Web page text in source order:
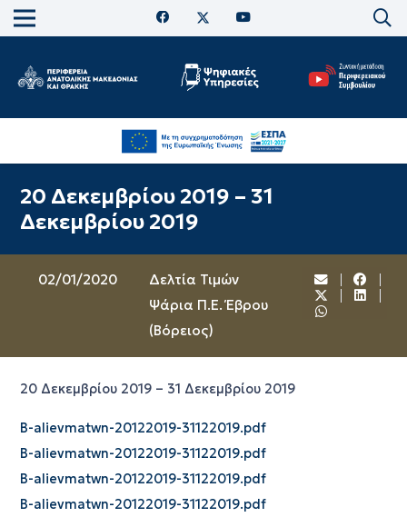
20 Δεκεμβρίου 2019 – 31
Δεκεμβρίου 2019
02/01/2020
Δελτία Τιμών
Ψάρια Π.Ε. Έβρου
(Βόρειος)
20 Δεκεμβρίου 2019 – 31 Δεκεμβρίου 2019
B-alievmatwn-20122019-31122019.pdf
B-alievmatwn-20122019-31122019.pdf
B-alievmatwn-20122019-31122019.pdf
B-alievmatwn-20122019-31122019.pdf